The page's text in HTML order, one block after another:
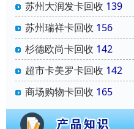
苏州大润发卡回收 139
苏州瑞祥卡回收 156
杉德欧尚卡回收 142
超市卡美罗卡回收 142
商场购物卡回收 165